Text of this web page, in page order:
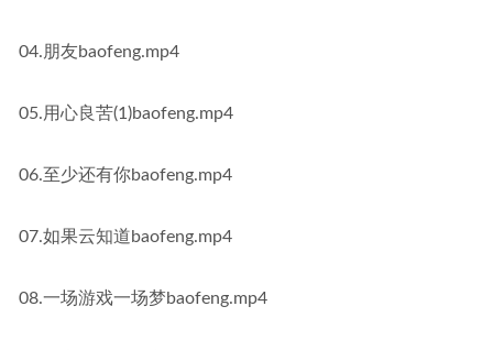
04.朋友baofeng.mp4
05.用心良苦(1)baofeng.mp4
06.至少还有你baofeng.mp4
07.如果云知道baofeng.mp4
08.一场游戏一场梦baofeng.mp4